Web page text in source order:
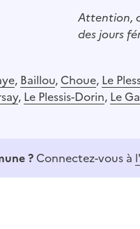
Attention,
des jours
, Baillou, Choue, Le
, Le Plessis-Dorin, Le
? Connectez-vous à